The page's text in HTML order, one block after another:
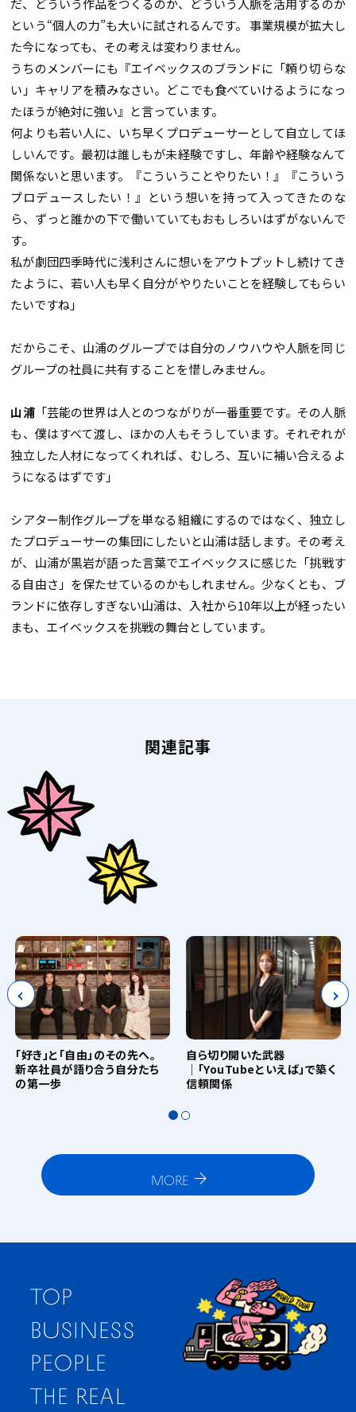
だ、どういう作品をつくるのか、どういう人脈を活用するのか
という“個人の力”も大いに試されるんです。 事業規模が拡大し
た今になっても、その考えは変わりません。
うちのメンバーにも『エイベックスのブランドに「頼り切らな
い」キャリアを積みなさい。どこでも食べていけるようになっ
たほうが絶対に強い』と言っています。
何よりも若い人に、いち早くプロデューサーとして自立してほ
しいんです。最初は誰しもが未経験ですし、年齢や経験なんて
関係ないと思います。『こういうことやりたい！』『こういう
プロデュースしたい！』という想いを持って入ってきたのな
ら、ずっと誰かの下で働いていてもおもしろいはずがないんで
す。
私が劇団四季時代に浅利さんに想いをアウトプットし続けてき
たように、若い人も早く自分がやりたいことを経験してもらい
たいですね」
だからこそ、山浦のグループでは自分のノウハウや人脈を同じ
グループの社員に共有することを惜しみません。
山浦「芸能の世界は人とのつながりが一番重要です。その人脈
も、僕はすべて渡し、ほかの人もそうしています。それぞれが
独立した人材になってくれれば、むしろ、互いに補い合えるよ
うになるはずです」
シアター制作グループを単なる組織にするのではなく、独立し
たプロデューサーの集団にしたいと山浦は話します。その考え
が、山浦が黒岩が語った言葉でエイベックスに感じた「挑戦す
る自由さ」を保たせているのかもしれません。少なくとも、ブ
ランドに依存しすぎない山浦は、入社から10年以上が経ったい
まも、エイベックスを挑戦の舞台としています。
関連記事
「好き」と「自由」のその先へ。
新卒社員が語り合う自分たち
の第一歩
自ら切り開いた武器
│「YouTubeといえば」で築く
信頼関係
MORE
TOP
BUSINESS
PEOPLE
THE REAL